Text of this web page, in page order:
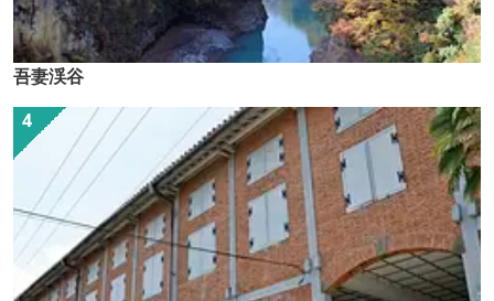
吾妻渓谷